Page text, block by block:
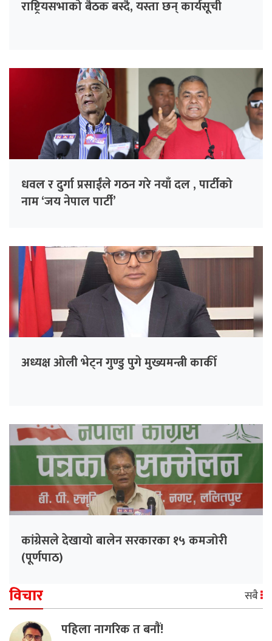
राष्ट्रियसभाको बैठक बस्दै, यस्ता छन् कार्यसूची
धवल र दुर्गा प्रसाईंले गठन गरे नयाँ दल , पार्टीको
नाम ‘जय नेपाल पार्टी’
अध्यक्ष ओली भेट्न गुण्डु पुगे मुख्यमन्त्री कार्की
कांग्रेसले देखायो बालेन सरकारका १५ कमजोरी
(पूर्णपाठ)
विचार सबै
पहिला नागरिक त बनाैं!